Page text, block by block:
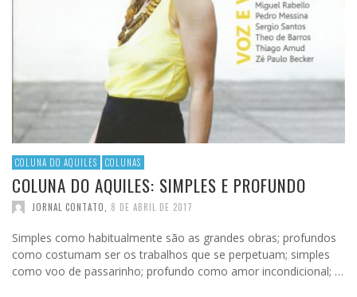
COLUNA DO AQUILES COLUNAS
COLUNA DO AQUILES: SIMPLES E PROFUNDO
JORNAL CONTATO, 8 DE ABRIL DE 2017
Simples como habitualmente são as grandes obras; profundos
como costumam ser os trabalhos que se perpetuam; simples
como voo de passarinho; profundo como amor incondicional; …